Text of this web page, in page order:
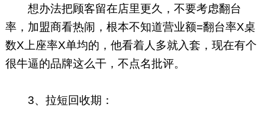
想办法把顾客留在店里更久，不要考虑翻台
率，加盟商看热闹，根本不知道营业额=翻台率X桌
数X上座率X单均的，他看着人多就入套，现在有个
很牛逼的品牌这么干，不点名批评。
3、拉短回收期：